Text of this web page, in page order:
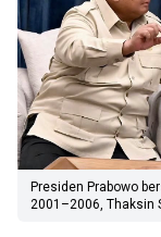
Presiden Prabowo
2001–2006, Thaksin